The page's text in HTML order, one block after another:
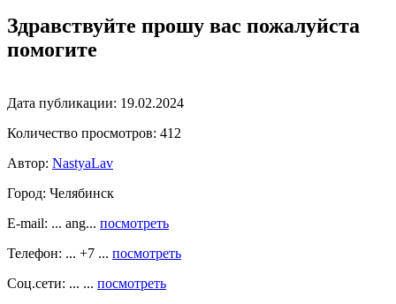
Здравствуйте прошу вас пожалуйста
помогите
Дата публикации: 19.02.2024
Количество просмотров: 412
Автор: NastyaLav
Город: Челябинск
E-mail: ... ang... посмотреть
Телефон: ... +7 ... посмотреть
Соц.сети: ... ... посмотреть